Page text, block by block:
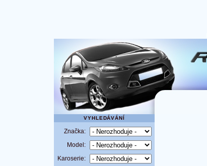
VYHLEDÁVÁNÍ
Značka:
Model:
Karoserie: